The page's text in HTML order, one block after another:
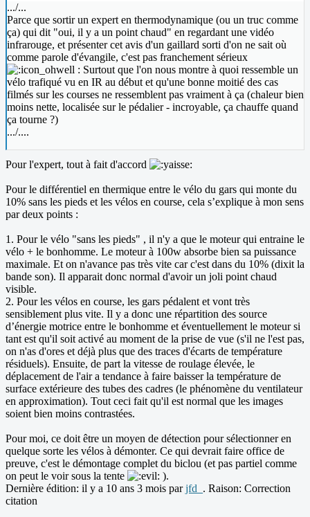
.../...
Parce que sortir un expert en thermodynamique (ou un truc comme
ça) qui dit "oui, il y a un point chaud" en regardant une vidéo
infrarouge, et présenter cet avis d'un gaillard sorti d'on ne sait où
comme parole d'évangile, c'est pas franchement sérieux
: Surtout que l'on nous montre à quoi ressemble un
vélo trafiqué vu en IR au début et qu'une bonne moitié des cas
filmés sur les courses ne ressemblent pas vraiment à ça (chaleur bien
moins nette, localisée sur le pédalier - incroyable, ça chauffe quand
ça tourne ?)
.../....
Pour l'expert, tout à fait d'accord
Pour le différentiel en thermique entre le vélo du gars qui monte du
10% sans les pieds et les vélos en course, cela s’explique à mon sens
par deux points :
1. Pour le vélo "sans les pieds" , il n'y a que le moteur qui entraine le
vélo + le bonhomme. Le moteur à 100w absorbe bien sa puissance
maximale. Et on n'avance pas très vite car c'est dans du 10% (dixit la
bande son). Il apparait donc normal d'avoir un joli point chaud
visible.
2. Pour les vélos en course, les gars pédalent et vont très
sensiblement plus vite. Il y a donc une répartition des source
d’énergie motrice entre le bonhomme et éventuellement le moteur si
tant est qu'il soit activé au moment de la prise de vue (s'il ne l'est pas,
on n'as d'ores et déjà plus que des traces d'écarts de température
résiduels). Ensuite, de part la vitesse de roulage élevée, le
déplacement de l'air a tendance à faire baisser la température de
surface extérieure des tubes des cadres (le phénomène du ventilateur
en approximation). Tout ceci fait qu'il est normal que les images
soient bien moins contrastées.
Pour moi, ce doit être un moyen de détection pour sélectionner en
quelque sorte les vélos à démonter. Ce qui devrait faire office de
preuve, c'est le démontage complet du biclou (et pas partiel comme
on peut le voir sous la tente
).
Dernière édition: il y a 10 ans 3 mois parjfd_ . Raison: Correction
citation